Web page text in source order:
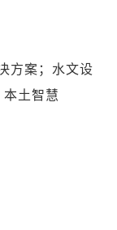
方案；水文设
土智慧